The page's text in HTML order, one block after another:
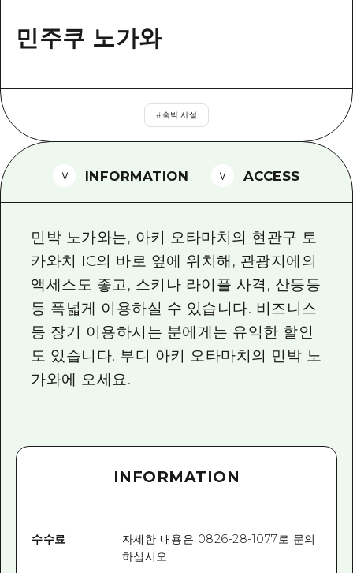
기준
치유
빠른 여행
반나절
1박 2일
2박 3일
시마네(島根)현
히로시마 OMOTENASHI 패스
외국인 여행자용 거리 관광안내소
사진 다운로드
재해가 발생했을 때의 교통 정보
관광 안내 책자
민주쿠 노가와
# 숙박 시설
INFORMATION ACCESS
민박 노가와는, 아키 오타마치의 현관구 토
카와치 IC의 바로 옆에 위치해, 관광지에의
액세스도 좋고, 스키나 라이플 사격, 산등등
등 폭넓게 이용하실 수 있습니다. 비즈니스
등 장기 이용하시는 분에게는 유익한 할인
도 있습니다. 부디 아키 오타마치의 민박 노
가와에 오세요.
INFORMATION
수수료
자세한 내용은 0826-28-1077로 문의
하십시오.